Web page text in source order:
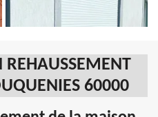
REHAUSSEMENT
60000